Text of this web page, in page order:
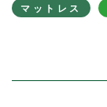
マットレス